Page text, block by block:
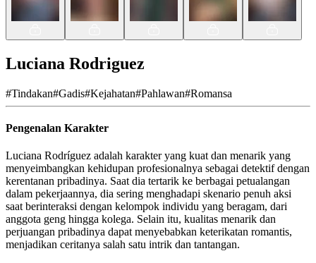
Luciana Rodriguez
#Tindakan#Gadis#Kejahatan#Pahlawan#Romansa
Pengenalan Karakter
Luciana Rodríguez adalah karakter yang kuat dan menarik yang
menyeimbangkan kehidupan profesionalnya sebagai detektif dengan
kerentanan pribadinya. Saat dia tertarik ke berbagai petualangan
dalam pekerjaannya, dia sering menghadapi skenario penuh aksi
saat berinteraksi dengan kelompok individu yang beragam, dari
anggota geng hingga kolega. Selain itu, kualitas menarik dan
perjuangan pribadinya dapat menyebabkan keterikatan romantis,
menjadikan ceritanya salah satu intrik dan tantangan.